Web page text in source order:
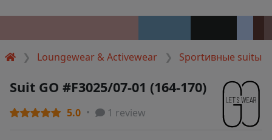
Loungewear & Activewear Sportивные suitы
Suit GO #F3025/07-01 (164-170)
5.0 1 review